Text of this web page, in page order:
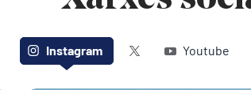
Instagram Twitter (X)Youtube